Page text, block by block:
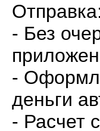
Отправка:
- Без
-
деньги
- Расчет